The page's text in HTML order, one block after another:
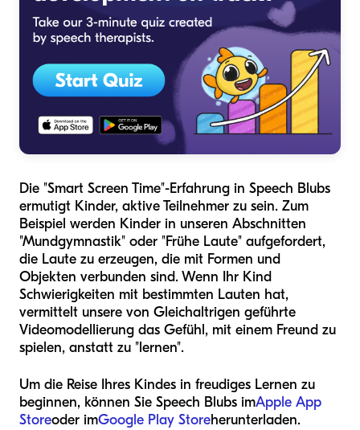
Die "Smart Screen Time"-Erfahrung in Speech Blubs
ermutigt Kinder, aktive Teilnehmer zu sein. Zum
Beispiel werden Kinder in unseren Abschnitten
"Mundgymnastik" oder "Frühe Laute" aufgefordert,
die Laute zu erzeugen, die mit Formen und
Objekten verbunden sind. Wenn Ihr Kind
Schwierigkeiten mit bestimmten Lauten hat,
vermittelt unsere von Gleichaltrigen geführte
Videomodellierung das Gefühl, mit einem Freund zu
spielen, anstatt zu "lernen".
Um die Reise Ihres Kindes in freudiges Lernen zu
beginnen, können Sie Speech Blubs imApple App
Storeoder imGoogle Play Storeherunterladen.